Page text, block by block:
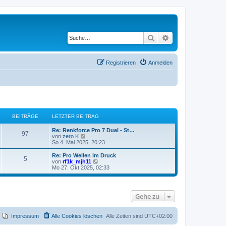
Suche
Anmelden
Registrieren
BEITRÄGE LETZTER BEITRAG
97
Re: Renkforce Pro 7 Dual - St…
von zero K
e
u
e
s
t
r
r
a
So 4. Mai 2025, 20:23
5
Re: Pro Wellen im Druck
von rf1k_mjh11
e
u
e
Mo 27. Okt 2025, 02:33
Gehe zu
Alle Zeiten sind UTC+02:00
Alle Cookies löschen
Impressum